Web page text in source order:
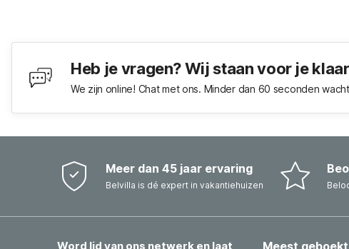
Heb je vragen? Wij staan voor je klaar
We zijn online! Chat met ons. Minder dan 60 seconden
Meer dan 45 jaar ervaring
Belvilla is dé expert in vakantiehuizen
Word lid van ons netwerk en laat Meest geboekt